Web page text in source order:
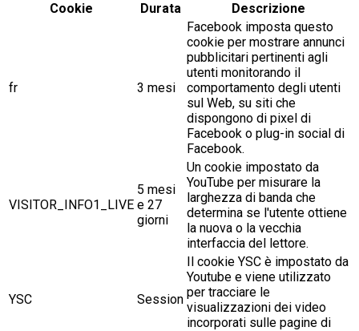
Cookie
Durata Descrizione
fr 3 mesi
Facebook imposta questo
cookie per mostrare annunci
pubblicitari pertinenti agli
utenti monitorando il
comportamento degli utenti
sul Web, su siti che
dispongono di pixel di
Facebook o plug-in social di
Facebook.
VISITOR_INFO1_LIVE
5 mesi
e 27
giorni
Un cookie impostato da
YouTube per misurare la
larghezza di banda che
determina se l'utente ottiene
la nuova o la vecchia
interfaccia del lettore.
YSC Session
Il cookie YSC è impostato da
Youtube e viene utilizzato
per tracciare le
visualizzazioni dei video
incorporati sulle pagine di